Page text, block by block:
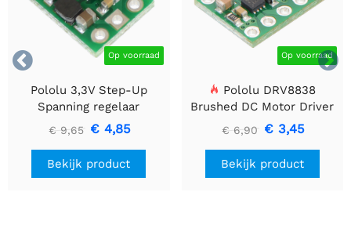

 Op voorraad
Pololu 3,3V Step-Up
Spanning regelaar
U1V10F3
€ 9,65 € 4,85
Bekijk product
Op voorraad
Pololu DRV8838
Brushed DC Motor Driver
€ 6,90 € 3,45
Bekijk product